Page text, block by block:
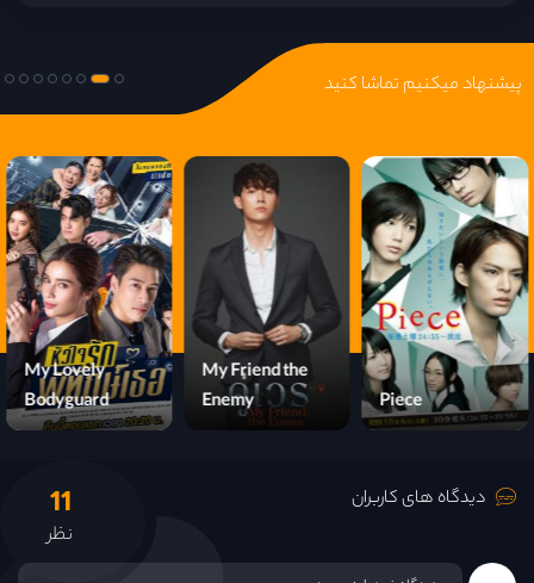
پیشنهاد میکنیم تماشا کنید
My Friend the
Enemy
My Lovely
Bodyguard
The Winning Try
دیدگاه های کاربران 11
نظر